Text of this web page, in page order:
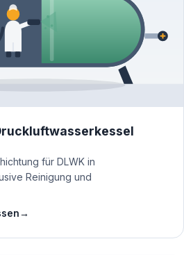
für DLWK in
Reinigung und
→